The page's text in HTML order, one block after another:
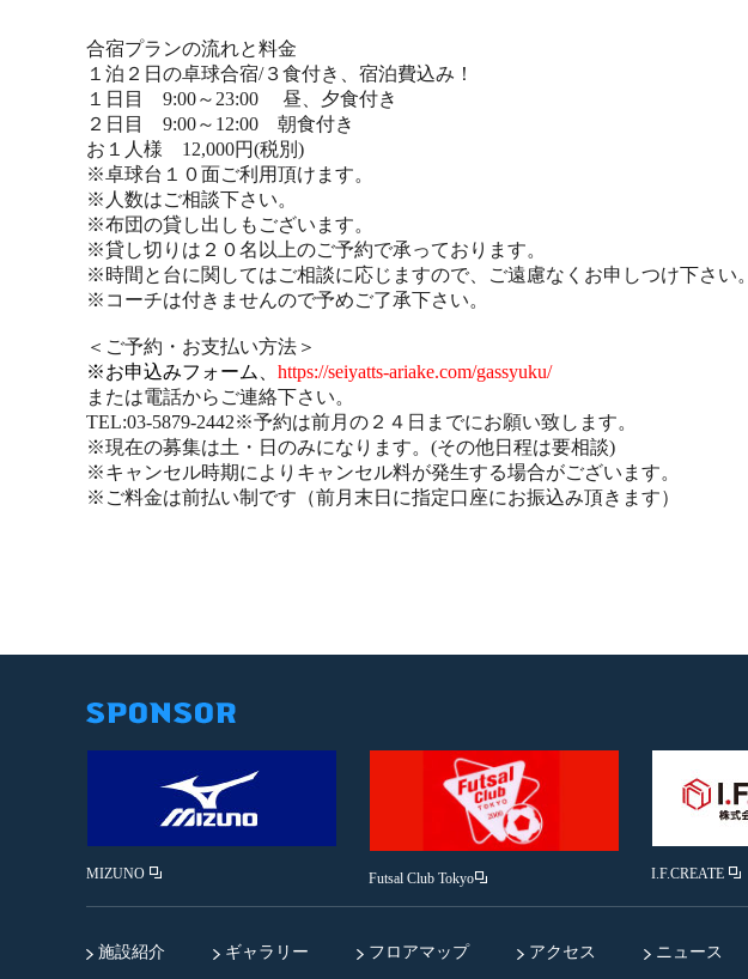
合宿プランの流れと料金
１泊２日の卓球合宿/３食付き、宿泊費込み！
１日目 9:00～23:00 昼、夕食付き
２日目 9:00～12:00 朝食付き
お１人様 12,000円(税別)
※卓球台１０面ご利用頂けます。
※人数はご相談下さい。
※布団の貸し出しもございます。
※貸し切りは２０名以上のご予約で承っております。
※時間と台に関してはご相談に応じますので、ご遠慮なくお申しつけ下さい。
※コーチは付きませんので予めご了承下さい。
＜ご予約・お支払い方法＞
※お申込みフォーム、 https://seiyatts-ariake.com/gassyuku/
または電話からご連絡下さい。
TEL:03-5879-2442※予約は前月の２４日までにお願い致します。
※現在の募集は土・日のみになります。(その他日程は要相談)
※キャンセル時期によりキャンセル料が発生する場合がございます。
※ご料金は前払い制です（前月末日に指定口座にお振込み頂きます）
MIZUNO Futsal Club Tokyo I.F.CREATE
施設紹介 ギャラリー フロアマップ アクセス ニュース